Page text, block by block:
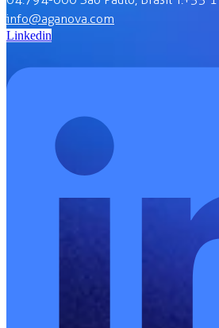
info@aganova.com
Linkedin